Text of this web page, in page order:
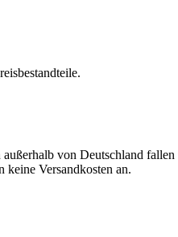
von Deutschland
Versandkosten an.